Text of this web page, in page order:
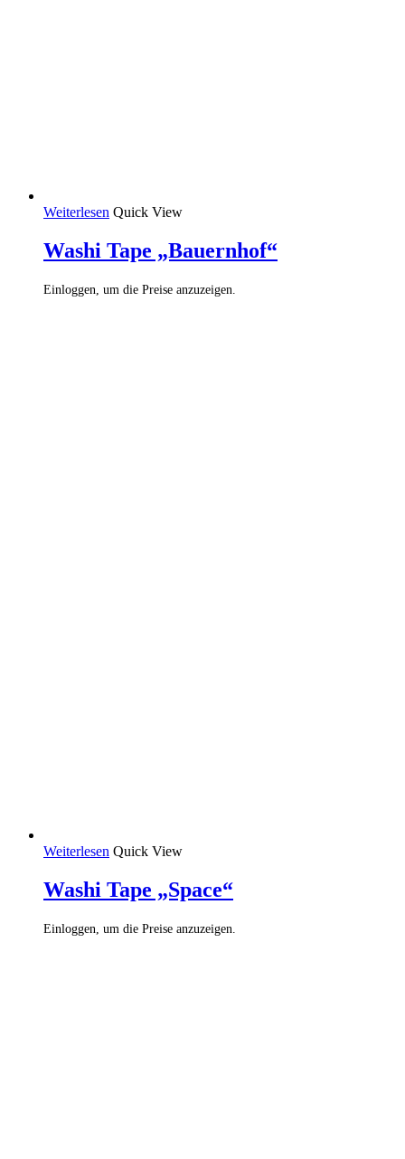
Weiterlesen Quick View
Washi Tape „Bauernhof“
Einloggen, um die Preise anzuzeigen.
Weiterlesen Quick View
Washi Tape „Space“
Einloggen, um die Preise anzuzeigen.